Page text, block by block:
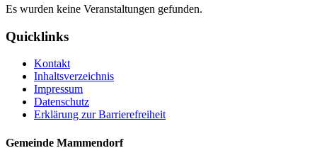
Es wurden keine Veranstaltungen gefunden.
Quicklinks
Kontakt
Inhaltsverzeichnis
Impressum
Datenschutz
Erklärung zur Barrierefreiheit
Gemeinde Mammendorf